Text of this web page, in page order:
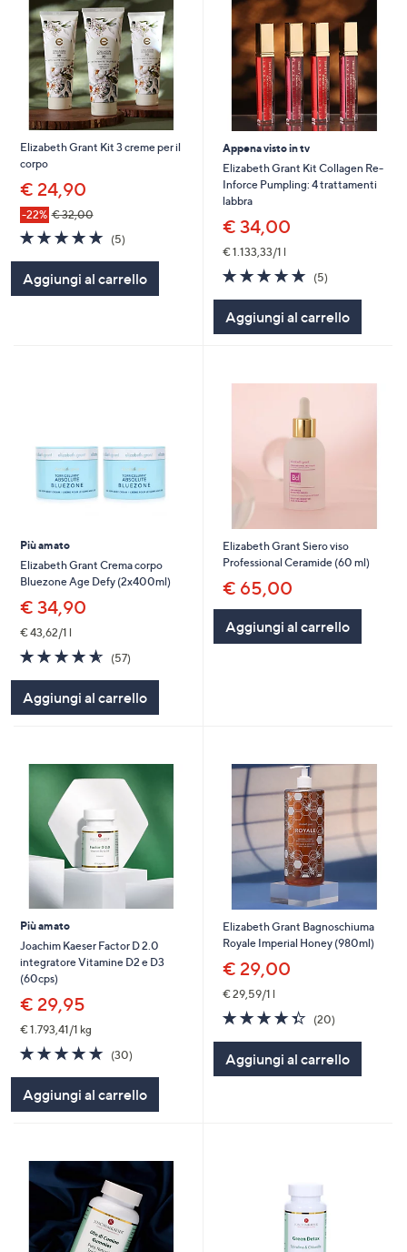
Elizabeth Grant Kit 3 creme per il
corpo
€ 24,90
-22% € 32,00
4.8
of
Stars
(5)5
Aggiungi al carrello
Appena visto in tv
Elizabeth Grant Kit Collagen Re-
Inforce Pumpling: 4 trattamenti
labbra
€ 34,00
€ 1.133,33/1 l
4.8
of
Stars
(5)5
Aggiungi al carrello
Più amato
Elizabeth Grant Crema corpo
Bluezone Age Defy (2x400ml)
€ 34,90
€ 43,62/1 l
4.5
of
Stars
(57)57
Aggiungi al carrello
Elizabeth Grant Siero viso
Professional Ceramide (60 ml)
€ 65,00
Aggiungi al carrello
Più amato
Joachim Kaeser Factor D 2.0
integratore Vitamine D2 e D3
(60cps)
€ 29,95
€ 1.793,41/1 kg
4.7
of
Stars
(30)30
Aggiungi al carrello
Elizabeth Grant Bagnoschiuma
Royale Imperial Honey (980ml)
€ 29,00
€ 29,59/1 l
4.3
of
Stars
(20)20
Aggiungi al carrello